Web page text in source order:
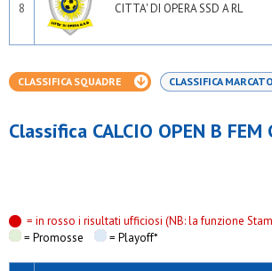
8 CITTA' DI OPERA SSD A RL
CLASSIFICA SQUADRE CLASSIFICA
Classifica CALCIO OPEN B FEM
= in rosso i risultati ufficiosi (NB: la funzione
= Promosse
= Playoff*